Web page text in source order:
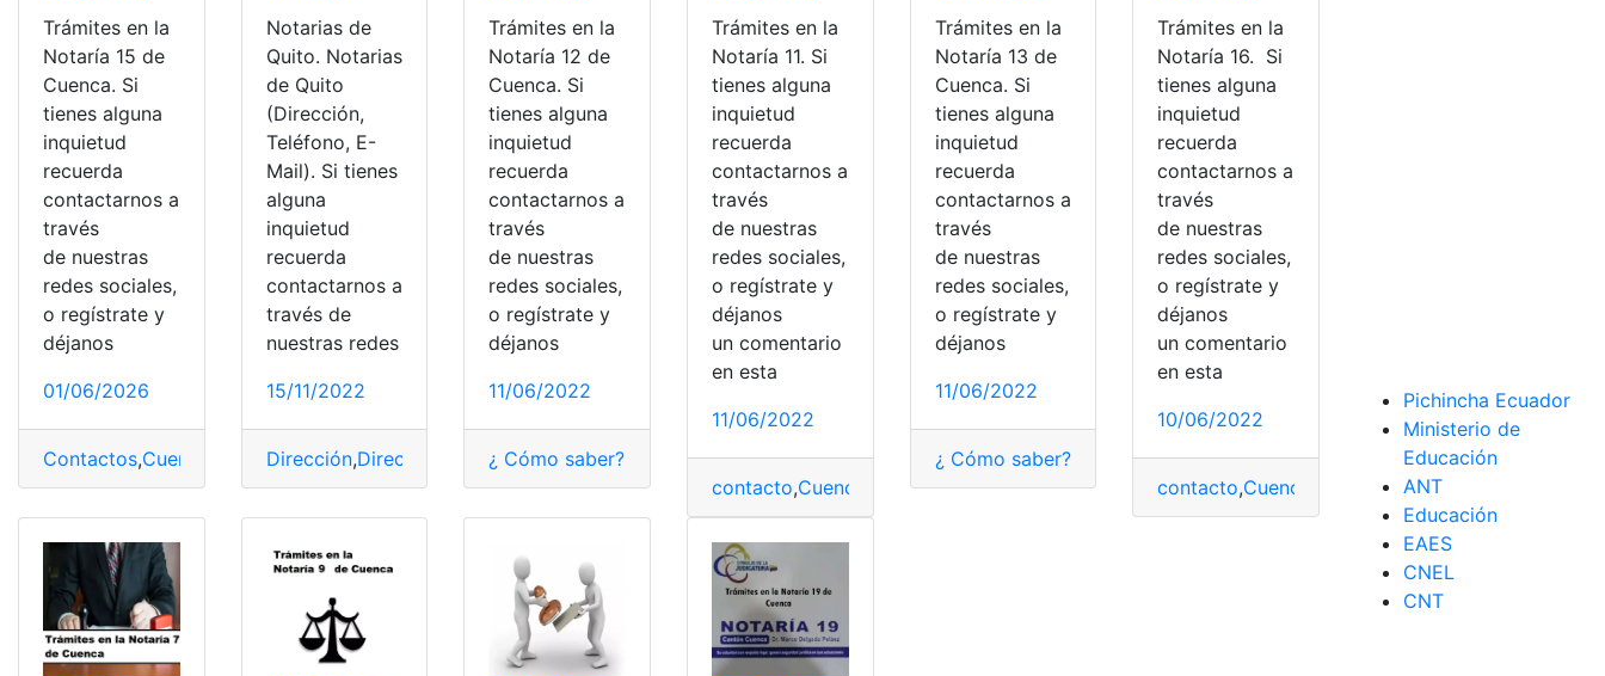
Trámites en la
Notaría 15 de
Cuenca. Si
tienes alguna
inquietud
recuerda
contactarnos a
través
de nuestras
redes sociales,
o regístrate y
déjanos
01/06/2026
Contactos,Cuenca Notarías,servicio,Trámites
Notarias de
Quito. Notarias
de Quito
(Dirección,
Teléfono, E-
Mail). Si tienes
alguna
inquietud
recuerda
contactarnos a
través de
nuestras redes
15/11/2022
Dirección,Directorio Email ,Notarías,Teléfono
Trámites en la
Notaría 12 de
Cuenca. Si
tienes alguna
inquietud
recuerda
contactarnos a
través
de nuestras
redes sociales,
o regístrate y
déjanos
11/06/2022
¿ Cómo saber? ¿cómo lo hago?,¿Qué es?,Consultas,Cuenca,Notarías Requisitos,Tramites
Trámites en la
Notaría 11. Si
tienes alguna
inquietud
recuerda
contactarnos a
través
de nuestras
redes sociales,
o regístrate y
déjanos
un comentario
en esta
11/06/2022
contacto,Cuenca Notarías,servicio,Trámite
Trámites en la
Notaría 13 de
Cuenca. Si
tienes alguna
inquietud
recuerda
contactarnos a
través
de nuestras
redes sociales,
o regístrate y
déjanos
11/06/2022
¿ Cómo saber?, ¿cómo lo hago?,¿Qué es?,Consultas ,Cuenca,Notarías
Trámites en la
Notaría 16. Si
tienes alguna
inquietud
recuerda
contactarnos a
través
de nuestras
redes sociales,
o regístrate y
déjanos
un comentario
en esta
10/06/2022
contacto,Cuenca Notarías servicio
Pichincha Ecuador
Ministerio de
Educación
ANT
Educación
EAES
CNEL
CNT